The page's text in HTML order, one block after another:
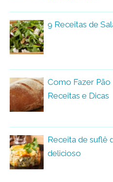
9 Receitas de
Como Fazer Pão
Receitas e Dicas
Receita de suflê
delicioso